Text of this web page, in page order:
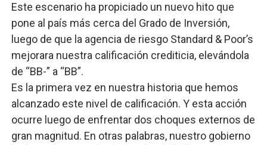
Este escenario ha propiciado un nuevo hito que
pone al país más cerca del Grado de Inversión,
luego de que la agencia de riesgo Standard & Poor’s
mejorara nuestra calificación crediticia, elevándola
de “BB-” a “BB”.
Es la primera vez en nuestra historia que hemos
alcanzado este nivel de calificación. Y esta acción
ocurre luego de enfrentar dos choques externos de
gran magnitud. En otras palabras, nuestro gobierno